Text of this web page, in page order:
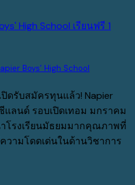
Boys’ High School
ดรับสมัครทุนแล้ว! Napier
แลนด์ รอบเปิดเทอม มกราคม
โรงเรียนมัธยมมากคุณภาพที่
ามโดดเด่นในด้านวิชาการ